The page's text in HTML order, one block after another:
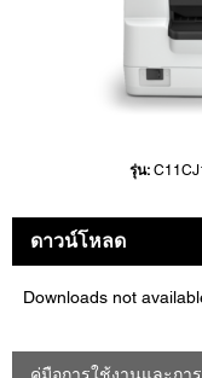
รุ่น:
ดาวน์โหลด
Downloads not